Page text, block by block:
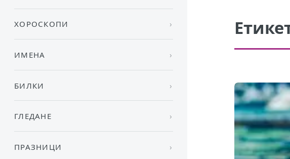
ХОРОСКОПИ
ИМЕНА
БИЛКИ
ГЛЕДАНЕ
ПРАЗНИЦИ